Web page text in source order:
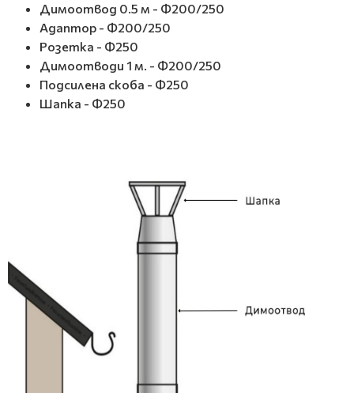
Димоотвод 0.5 м - Ф200/250
Адаптор - Ф200/250
Розетка - Ф250
Димоотводи 1 м. - Ф200/250
Подсилена скоба - Ф250
Шапка - Ф250